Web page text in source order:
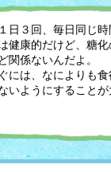
３回、毎日同じ時
健康的だけど、糖化
関係ないんだよ。
には、なによりも
いようにすること